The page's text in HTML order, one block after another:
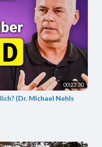
00:23:30
(Dr. Michael Nehls